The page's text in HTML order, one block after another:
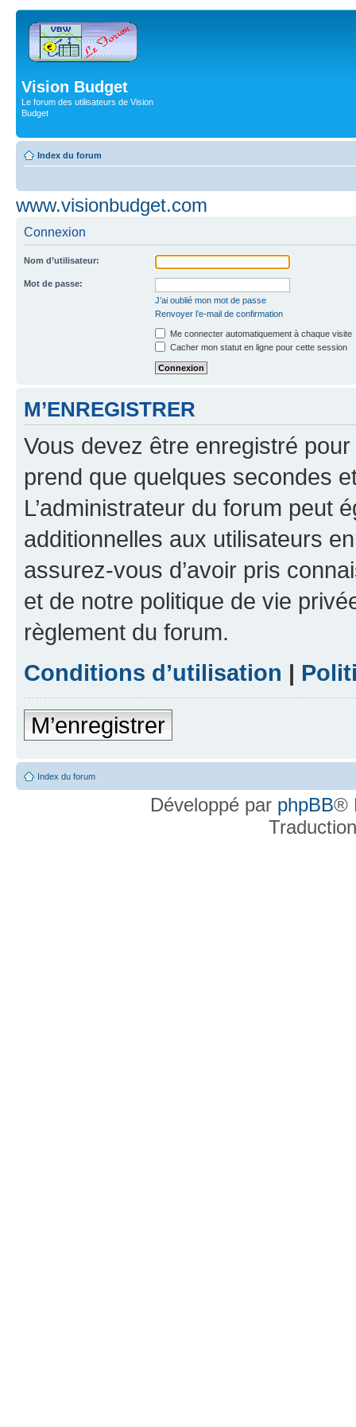
Vision Budget
Le forum des utilisateurs de Vision
Budget
Index du forum
www.visionbudget.com
Connexion
Nom d’utilisateur:
Mot de passe:
J’ai oublié mon mot de passe
Renvoyer l’e-mail de confirmation
Me connecter automatiquement à chaque visite
Cacher mon statut en ligne pour cette session
M’ENREGISTRER
Vous devez être enregistré
prend que quelques secondes
L’administrateur du forum peut
additionnelles aux utilisateurs
assurez-vous d’avoir pris
et de notre politique de vie
règlement du forum.
Conditions d’utilisation |
M’enregistrer
Index du forum
Développé par phpBB®